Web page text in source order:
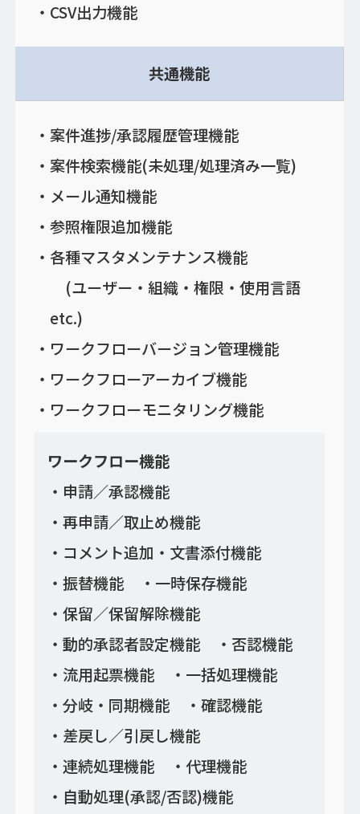
CSV出力機能
共通機能
案件進捗/承認履歴管理機能
案件検索機能(未処理/処理済み一覧)
メール通知機能
参照権限追加機能
各種マスタメンテナンス機能
(ユーザー・組織・権限・使用言語
etc.)
ワークフローバージョン管理機能
ワークフローアーカイブ機能
ワークフローモニタリング機能
ワークフロー機能
申請／承認機能
再申請／取止め機能
コメント追加・文書添付機能
振替機能
一時保存機能
保留／保留解除機能
動的承認者設定機能
否認機能
流用起票機能
一括処理機能
分岐・同期機能
確認機能
差戻し／引戻し機能
連続処理機能
代理機能
自動処理(承認/否認)機能